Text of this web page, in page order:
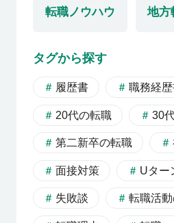
コンサルタント
利用者の声
会社概要
転職ノウハウ 地方
タグから探す
履歴書 職務経
20代の転職 30
第二新卒の転職
面接対策 Uター
失敗談 転職活